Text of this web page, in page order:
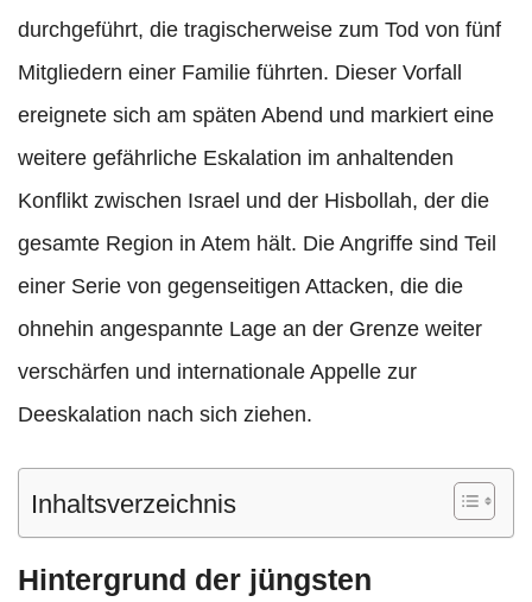
durchgeführt, die tragischerweise zum Tod von fünf
Mitgliedern einer Familie führten. Dieser Vorfall
ereignete sich am späten Abend und markiert eine
weitere gefährliche Eskalation im anhaltenden
Konflikt zwischen Israel und der Hisbollah, der die
gesamte Region in Atem hält. Die Angriffe sind Teil
einer Serie von gegenseitigen Attacken, die die
ohnehin angespannte Lage an der Grenze weiter
verschärfen und internationale Appelle zur
Deeskalation nach sich ziehen.
Inhaltsverzeichnis
Hintergrund der jüngsten